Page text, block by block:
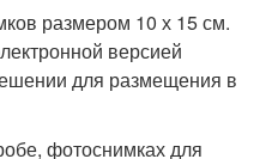
размером 10 х 15 см.
версией
для размещения в
фотоснимках для